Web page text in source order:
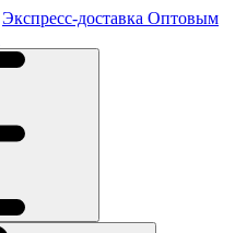
Экспресс-доставка Оптовым